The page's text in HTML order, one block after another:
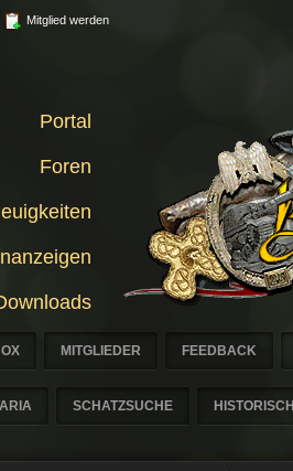
Mitglied werden
Portal
Foren
MITGLIEDER FEEDBACK
SCHATZSUCHE